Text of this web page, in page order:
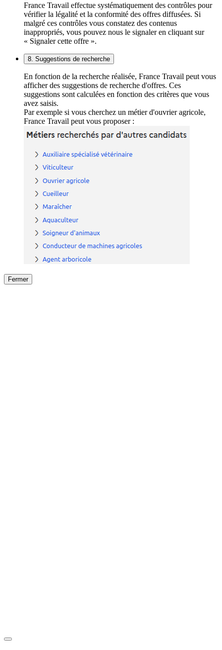
France Travail effectue systématiquement des contrôles pour
vérifier la légalité et la conformité des offres diffusées. Si
malgré ces contrôles vous constatez des contenus
inappropriés, vous pouvez nous le signaler en cliquant sur
« Signaler cette offre ».
8. Suggestions de recherche
En fonction de la recherche réalisée, France Travail peut vous
afficher des suggestions de recherche d'offres. Ces
suggestions sont calculées en fonction des critères que vous
avez saisis.
Par exemple si vous cherchez un métier d'ouvrier agricole,
France Travail peut vous proposer :
Fermer